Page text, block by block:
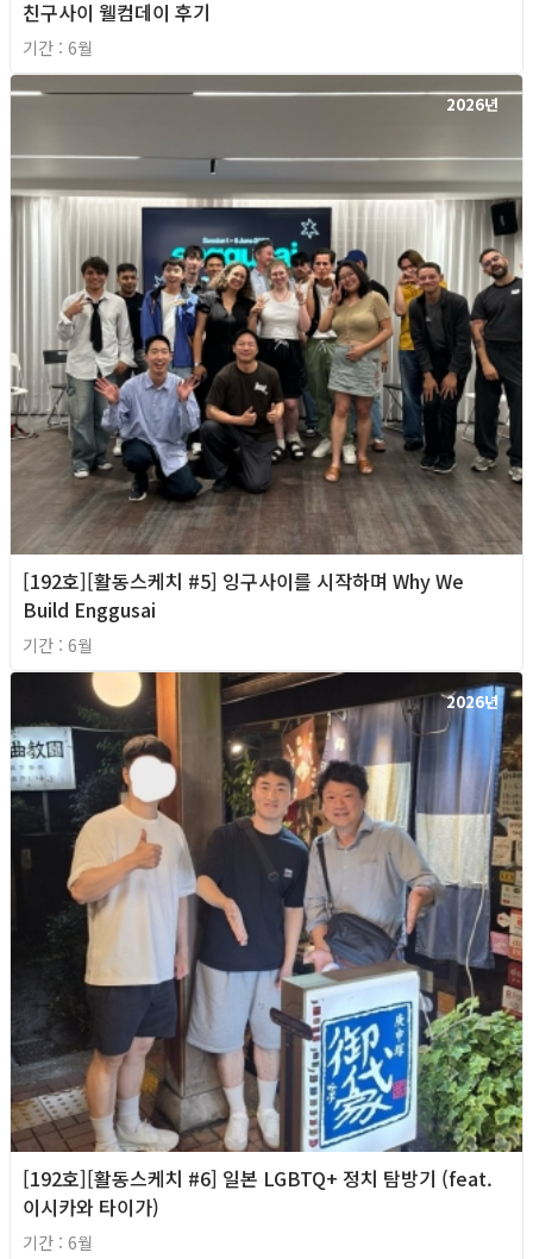
친구사이 웰컴데이 후기
기간 : 6월
2026년
[192호][활동스케치 #5] 잉구사이를 시작하며 Why We
Build Enggusai
기간 : 6월
2026년
[192호][활동스케치 #6] 일본 LGBTQ+ 정치 탐방기 (feat.
이시카와 타이가)
기간 : 6월